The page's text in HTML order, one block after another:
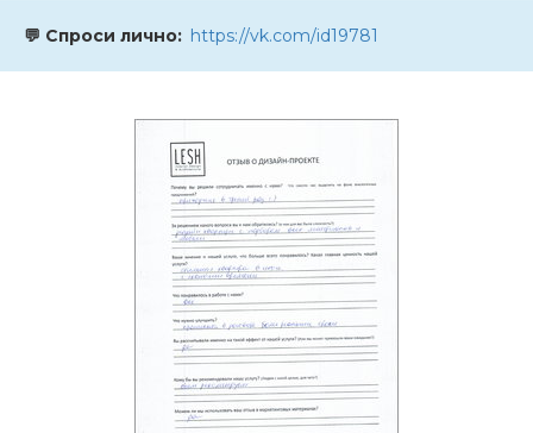
💬 Спроси лично https://vk.com/id19781